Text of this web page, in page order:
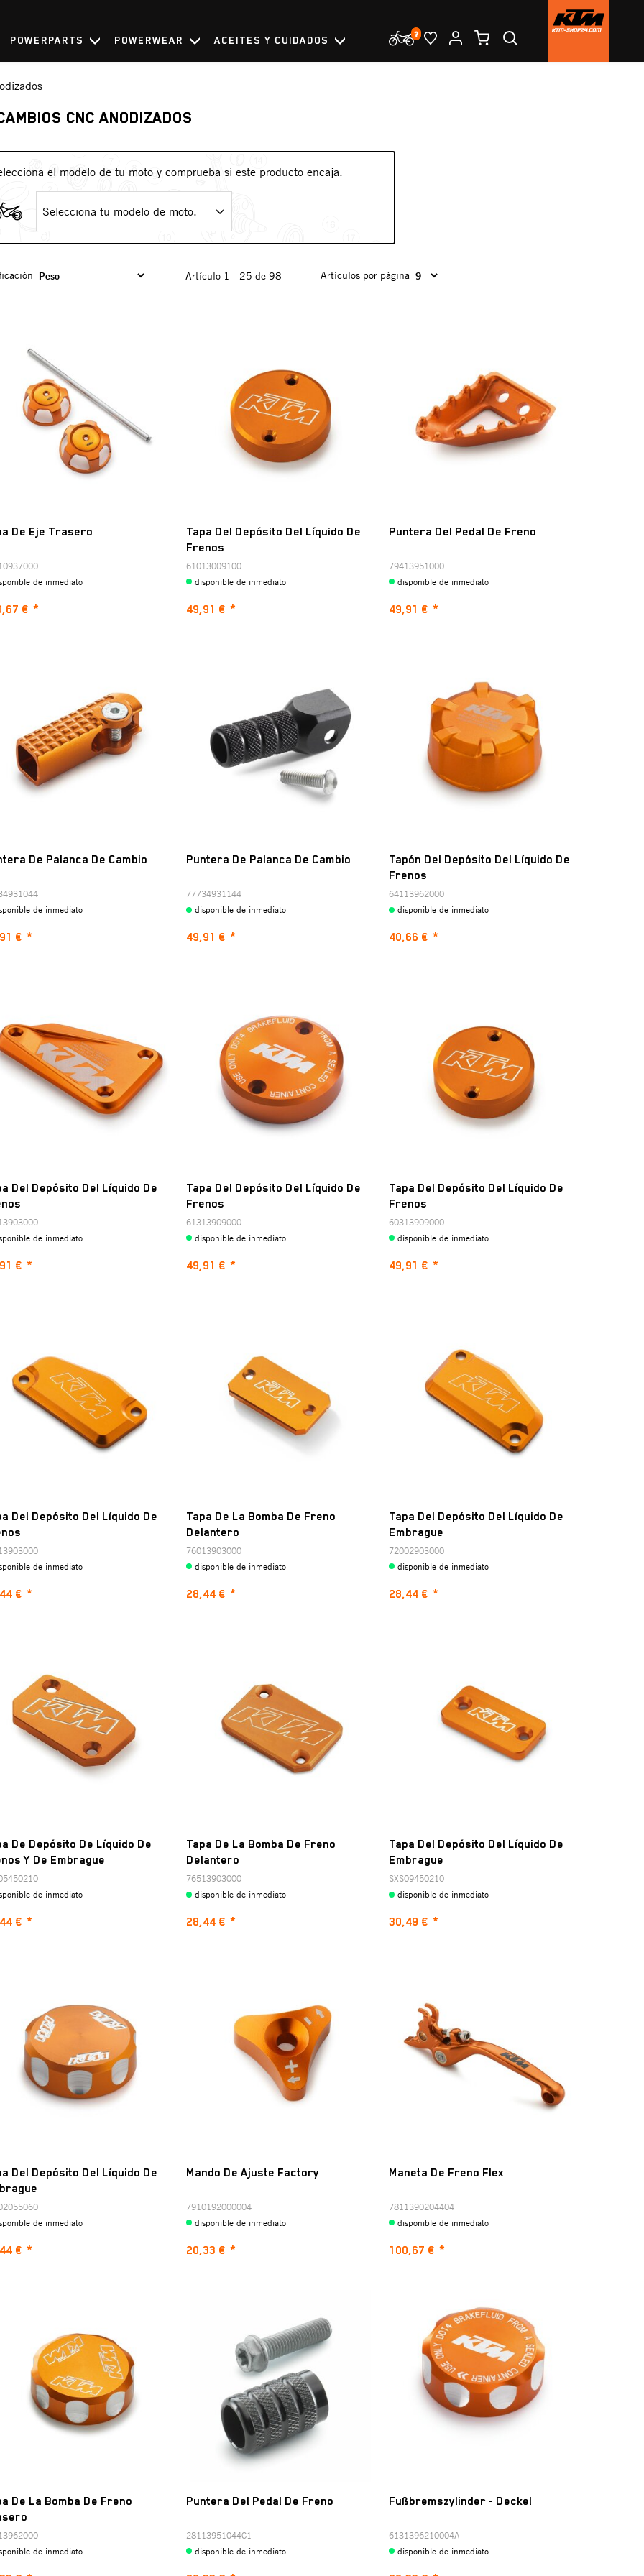
POWERPARTS POWERWEAR ACEITES Y CUIDADOS
CNC ANODIZADOS
el modelo de tu moto y comprueba si este producto encaja.
Selecciona tu modelo de moto.
Artículo 1 - 25 de 98 Artículos por página
De Eje Trasero
de inmediato
€ *
Tapa Del Depósito Del Líquido De
Frenos
61013009100
disponible de inmediato
49,91 € *
Puntera Del Pedal De Freno
79413951000
disponible de inmediato
49,91 € *
De Palanca De Cambio
de inmediato
€ *
Puntera De Palanca De Cambio
77734931144
disponible de inmediato
49,91 € *
Tapón Del Depósito Del Líquido De
Frenos
64113962000
disponible de inmediato
40,66 € *
Del Depósito Del Líquido De
de inmediato
€ *
Tapa Del Depósito Del Líquido De
Frenos
61313909000
disponible de inmediato
49,91 € *
Tapa Del Depósito Del Líquido De
Frenos
60313909000
disponible de inmediato
49,91 € *
Del Depósito Del Líquido De
de inmediato
€ *
Tapa De La Bomba De Freno
Delantero
76013903000
disponible de inmediato
28,44 € *
Tapa Del Depósito Del Líquido De
Embrague
72002903000
disponible de inmediato
28,44 € *
De Depósito De Líquido De
Y De Embrague
de inmediato
€ *
Tapa De La Bomba De Freno
Delantero
76513903000
disponible de inmediato
28,44 € *
Tapa Del Depósito Del Líquido De
Embrague
SXS09450210
disponible de inmediato
30,49 € *
Del Depósito Del Líquido De
de inmediato
€ *
Mando De Ajuste Factory
7910192000004
disponible de inmediato
20,33 € *
Maneta De Freno Flex
7811390204404
disponible de inmediato
100,67 € *
De La Bomba De Freno
de inmediato
Puntera Del Pedal De Freno
28113951044C1
disponible de inmediato
Fußbremszylinder - Deckel
6131396210004A
disponible de inmediato